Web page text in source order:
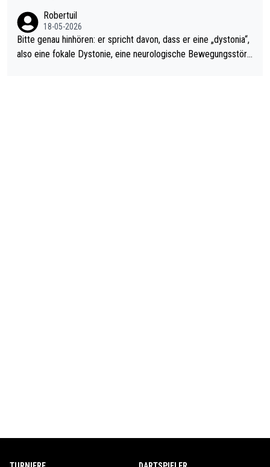
Robertuil
18-05-2026
Bitte genau hinhören: er spricht davon, dass er eine „dystonia“,
also eine fokale Dystonie, eine neurologische Bewegungsstöru